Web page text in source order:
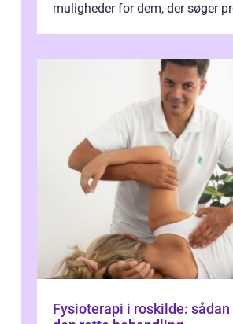
muligheder for dem, der søger
Fysioterapi i roskilde: sådan